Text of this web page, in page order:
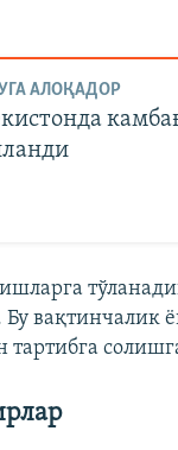
АЛОҚАДОР
вақтинчалик
тартибга